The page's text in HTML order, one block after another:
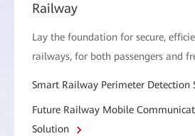
Railway
Lay the foundation for secure,
railways, for both passengers and
Smart Railway Perimeter Detection
Future Railway Mobile
Solution